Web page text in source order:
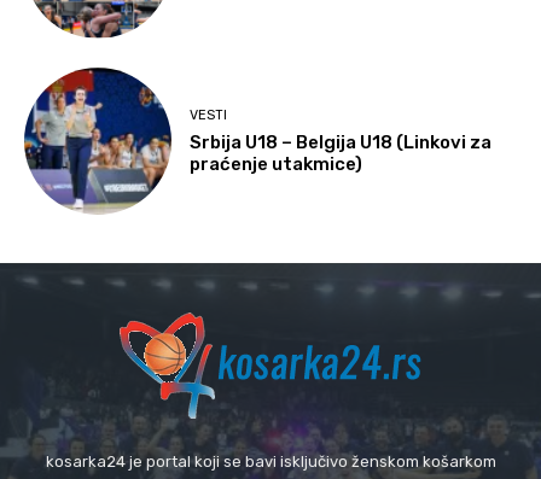
VESTI
Srbija U18 – Belgija U18 (Linkovi za
praćenje utakmice)
kosarka24 je portal koji se bavi isključivo ženskom košarkom